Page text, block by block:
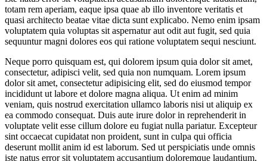
totam rem aperiam, eaque ipsa quae ab illo inventore veritatis et
quasi architecto beatae vitae dicta sunt explicabo. Nemo enim ipsam
voluptatem quia voluptas sit aspernatur aut odit aut fugit, sed quia
sequuntur magni dolores eos qui ratione voluptatem sequi nesciunt.
Neque porro quisquam est, qui dolorem ipsum quia dolor sit amet,
consectetur, adipisci velit, sed quia non numquam. Lorem ipsum
dolor sit amet, consectetur adipisicing elit, sed do eiusmod tempor
incididunt ut labore et dolore magna aliqua. Ut enim ad minim
veniam, quis nostrud exercitation ullamco laboris nisi ut aliquip ex
ea commodo consequat. Duis aute irure dolor in reprehenderit in
voluptate velit esse cillum dolore eu fugiat nulla pariatur. Excepteur
sint occaecat cupidatat non proident, sunt in culpa qui officia
deserunt mollit anim id est laborum. Sed ut perspiciatis unde omnis
iste natus error sit voluptatem accusantium doloremque laudantium,